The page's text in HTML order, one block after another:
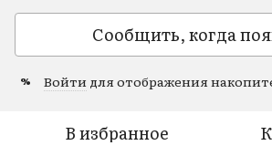
Сообщить, когда
% Войти для отображения
В избранное